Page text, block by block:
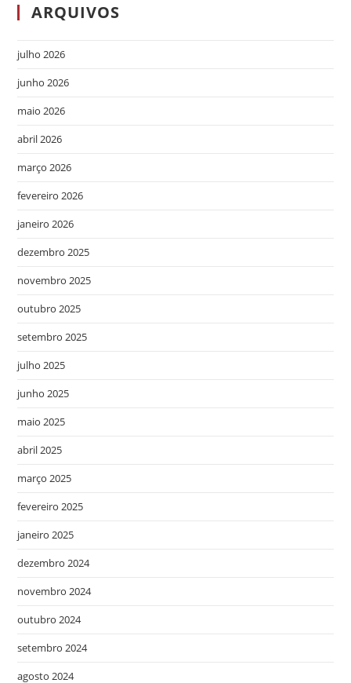
ARQUIVOS
julho 2026
junho 2026
maio 2026
abril 2026
março 2026
fevereiro 2026
janeiro 2026
dezembro 2025
novembro 2025
outubro 2025
setembro 2025
julho 2025
junho 2025
maio 2025
abril 2025
março 2025
fevereiro 2025
janeiro 2025
dezembro 2024
novembro 2024
outubro 2024
setembro 2024
agosto 2024